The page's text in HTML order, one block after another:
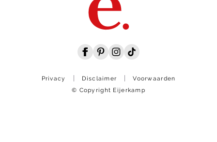
Privacy Disclaimer
Voorwaarden
© Copyright Eijerkamp